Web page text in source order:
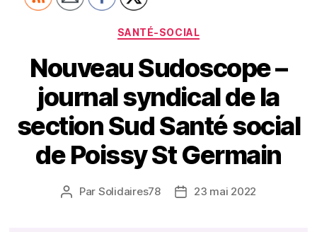
Catégories
SANTÉ-SOCIAL
Nouveau Sudoscope –
journal syndical de la
section Sud Santé social
de Poissy St Germain
Auteur
Par Solidaires78
Date23 mai 2022